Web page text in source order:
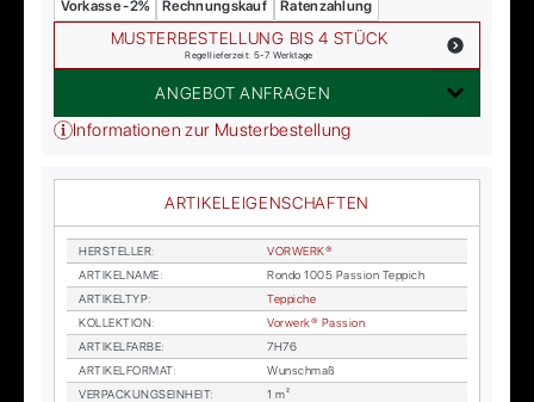
Vorkasse -2% Rechnungskauf Ratenzahlung
MUSTERBESTELLUNG BIS 4 STÜCK
Regellieferzeit: 5-7 Werktage
ANGEBOT ANFRAGEN
Informationen zur Musterbestellung
ARTIKELEIGENSCHAFTEN
HER­STEL­LER:
VOR­WER­K®
AR­TI­KEL­NA­ME:
Ron­do 1005 Pas­si­on Tep­pich
AR­TI­KEL­TYP:
Tep­pi­che
KOL­LEK­TI­ON:
Vor­wer­k® Pas­si­on
AR­TI­KEL­FAR­BE:
7H76
AR­TI­KEL­FOR­MAT:
Wunsch­maß
VER­PA­CKUNGS­EIN­HEIT:
1 m²